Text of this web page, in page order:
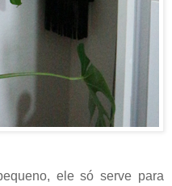
ele só serve para